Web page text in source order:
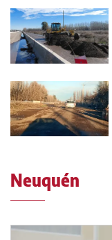
Neuquén